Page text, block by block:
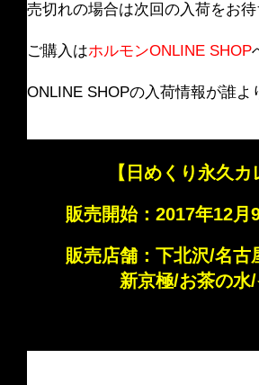
売切れの場合は次回の入荷をお
ご購入はホルモンONLINE SHOP
ONLINE SHOPの入荷情報が誰よ
【日めくり永久
販売開始：2017年12月
販売店舗：下北沢/名
新京極/お茶の水/イ